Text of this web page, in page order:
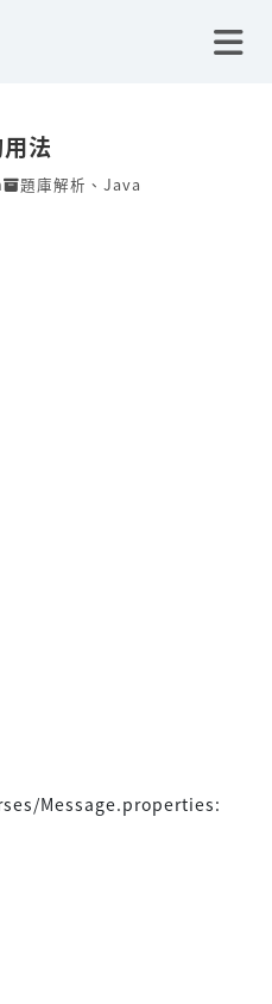
法
題庫解析 、 Java
Message.properties: